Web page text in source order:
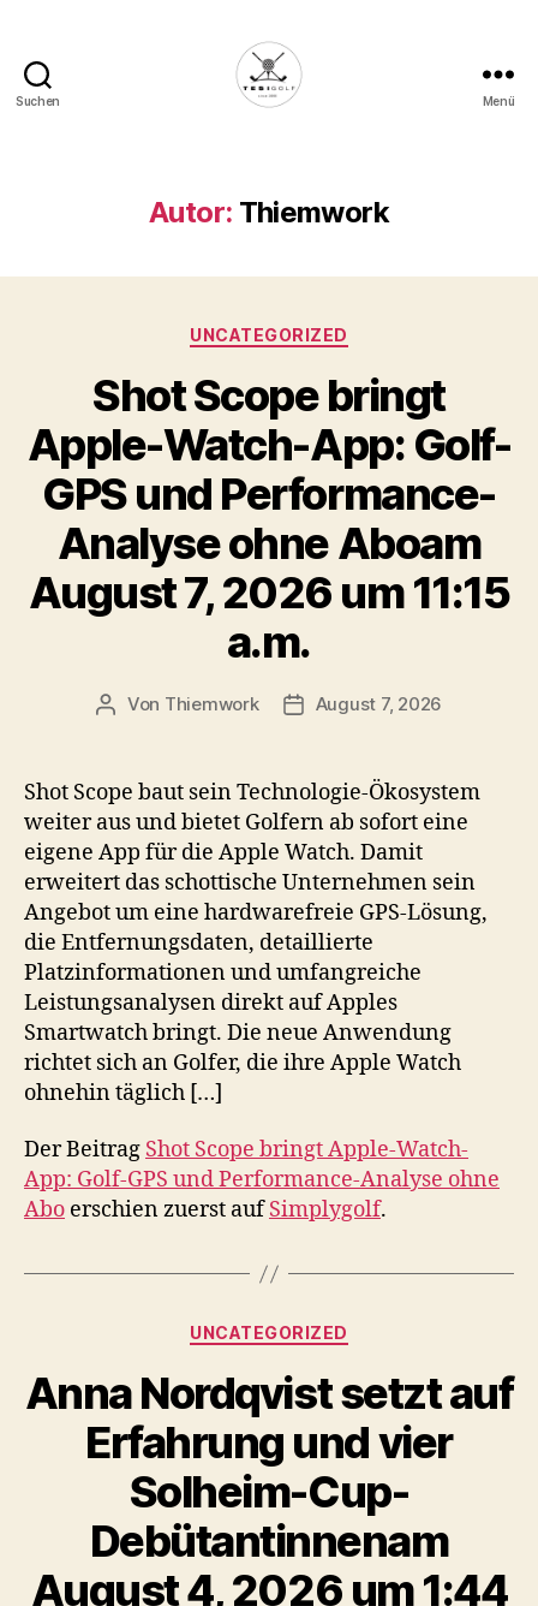
Suchen
Deine
Plattform
Golfbegeisterte!
Menü
Autor: Thiemwork
Kategorien
UNCATEGORIZED
Shot Scope bringt
Apple-Watch-App: Golf-
GPS und Performance-
Analyse ohne Aboam
August 7, 2026 um 11:15
a.m.
Beitragsautor
Von Thiemwork Veröffentlichungsdatum
August 7, 2026
Shot Scope baut sein Technologie-Ökosystem
weiter aus und bietet Golfern ab sofort eine
eigene App für die Apple Watch. Damit
erweitert das schottische Unternehmen sein
Angebot um eine hardwarefreie GPS-Lösung,
die Entfernungsdaten, detaillierte
Platzinformationen und umfangreiche
Leistungsanalysen direkt auf Apples
Smartwatch bringt. Die neue Anwendung
richtet sich an Golfer, die ihre Apple Watch
ohnehin täglich […]
Der Beitrag Shot Scope bringt Apple-Watch-
App: Golf-GPS und Performance-Analyse ohne
Abo erschien zuerst aufSimplygolf.
Kategorien
UNCATEGORIZED
Anna Nordqvist setzt auf
Erfahrung und vier
Solheim-Cup-
Debütantinnenam
August 4, 2026 um 1:44